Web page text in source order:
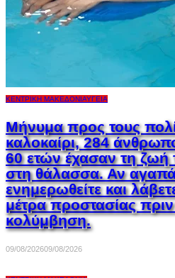
ΚΕΝΤΡΙΚΉ ΜΑΚΕΔΟΝΊΑΥΓΕΊΑ
Μήνυμα προς τους
καλοκαίρι, 284
60 ετών έχασαν τη ζωή
στη θάλασσα. Αν
ενημερωθείτε και
μέτρα προστασίας
κολύμβηση.
09/08/202609/08/2026